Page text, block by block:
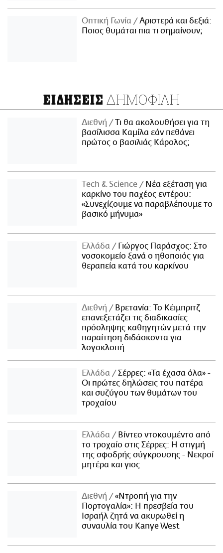
Οπτική Γωνία
Αριστερά και δεξιά:
Ποιος θυμάται πια τι σημαίνουν;
ΕΙΔΗΣΕΙΣ ΔΗΜΟΦΙΛΗ
Διεθνή
Τι θα ακολουθήσει για τη
βασίλισσα Καμίλα εάν πεθάνει
πρώτος ο βασιλιάς Κάρολος;
Τech & Science
Νέα εξέταση για
καρκίνο του παχέος εντέρου:
«Συνεχίζουμε να παραβλέπουμε το
βασικό μήνυμα»
Ελλάδα
Γιώργος Παράσχος: Στο
νοσοκομείο ξανά ο ηθοποιός για
θεραπεία κατά του καρκίνου
Διεθνή
Βρετανία: Το Κέιμπριτζ
επανεξετάζει τις διαδικασίες
πρόσληψης καθηγητών μετά την
παραίτηση διδάσκοντα για
λογοκλοπή
Ελλάδα
Σέρρες: «Τα έχασα όλα» -
Οι πρώτες δηλώσεις του πατέρα
και συζύγου των θυμάτων του
τροχαίου
Ελλάδα
Βίντεο ντοκουμέντο από
το τροχαίο στις Σέρρες: Η στιγμή
της σφοδρής σύγκρουσης - Νεκροί
μητέρα και γιος
Διεθνή
«Ντροπή για την
Πορτογαλία»: Η πρεσβεία του
Ισραήλ ζητά να ακυρωθεί η
συναυλία του Kanye West